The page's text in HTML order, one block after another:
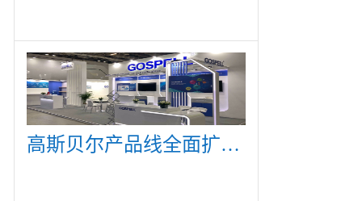
高斯贝尔产品线全面扩展，众多新产品亮相CommunicAsia 2019